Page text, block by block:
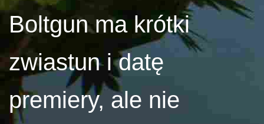
Boltgun ma krótki
zwiastun i datę
premiery, ale nie